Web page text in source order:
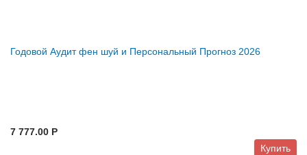
Годовой Аудит фен шуй и Персональный Прогноз 2026
7 777.00 P
Купить